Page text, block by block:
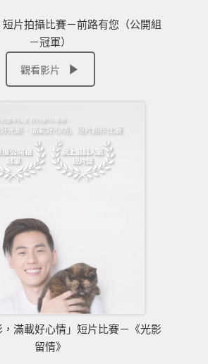
短片拍攝比賽－前路有您（公開組
－冠軍）
觀看影片
，滿載好心情」短片比賽－《光影
留情》